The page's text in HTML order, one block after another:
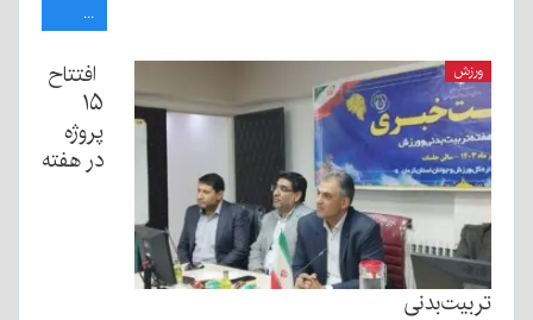
...
ورزش
افتتاح
۱۵
پروژه
در هفته
تربیت‌بدنی